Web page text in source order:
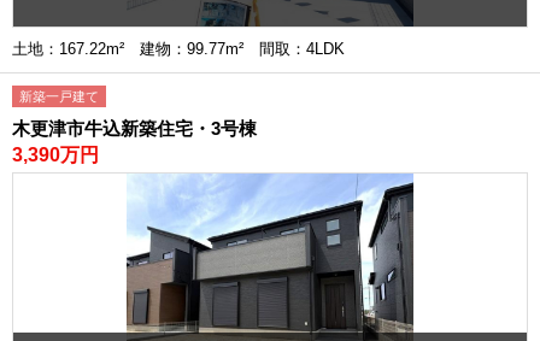
土地：167.22m² 建物：99.77m² 間取：4LDK
新築一戸建て
木更津市牛込新築住宅・3号棟
3,390万円